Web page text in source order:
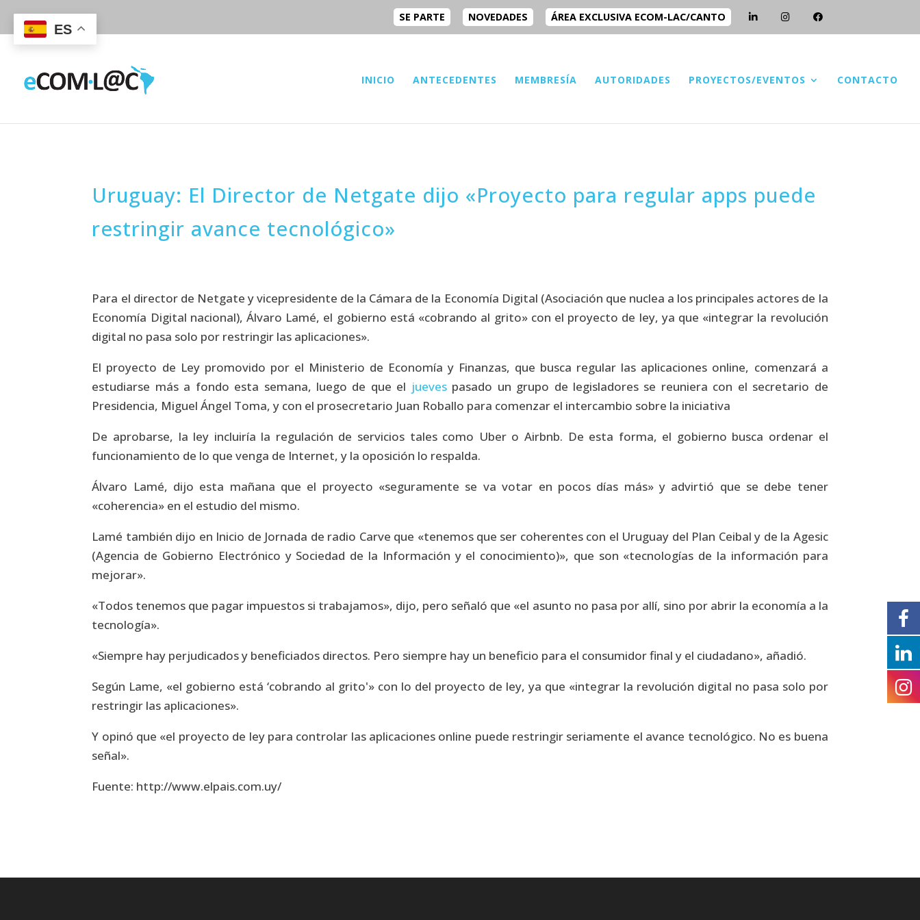
SE PARTE NOVEDADES ÁREA EXCLUSIVA ECOM-LAC/CANTO
INICIO ANTECEDENTES MEMBRESÍA AUTORIDADES PROYECTOS/EVENTOS CONTACTO
Uruguay: El Director de Netgate dijo «Proyecto para regular apps puede
restringir avance tecnológico»
Para el director de Netgate y vicepresidente de la Cámara de la Economía Digital (Asociación que nuclea a los principales actores de la
Economía Digital nacional), Álvaro Lamé, el gobierno está «cobrando al grito» con el proyecto de ley, ya que «integrar la revolución
digital no pasa solo por restringir las aplicaciones».
El proyecto de Ley promovido por el Ministerio de Economía y Finanzas, que busca regular las aplicaciones online, comenzará a
estudiarse más a fondo esta semana, luego de que el jueves pasado un grupo de legisladores se reuniera con el secretario de
Presidencia, Miguel Ángel Toma, y con el prosecretario Juan Roballo para comenzar el intercambio sobre la iniciativa
De aprobarse, la ley incluiría la regulación de servicios tales como Uber o Airbnb. De esta forma, el gobierno busca ordenar el
funcionamiento de lo que venga de Internet, y la oposición lo respalda.
Álvaro Lamé, dijo esta mañana que el proyecto «seguramente se va votar en pocos días más» y advirtió que se debe tener
«coherencia» en el estudio del mismo.
Lamé también dijo en Inicio de Jornada de radio Carve que «tenemos que ser coherentes con el Uruguay del Plan Ceibal y de la Agesic
(Agencia de Gobierno Electrónico y Sociedad de la Información y el conocimiento)», que son «tecnologías de la información para
mejorar».
«Todos tenemos que pagar impuestos si trabajamos», dijo, pero señaló que «el asunto no pasa por allí, sino por abrir la economía a la
tecnología».
«Siempre hay perjudicados y beneficiados directos. Pero siempre hay un beneficio para el consumidor final y el ciudadano», añadió.
Según Lame, «el gobierno está ‘cobrando al grito'» con lo del proyecto de ley, ya que «integrar la revolución digital no pasa solo por
restringir las aplicaciones».
Y opinó que «el proyecto de ley para controlar las aplicaciones online puede restringir seriamente el avance tecnológico. No es buena
señal».
Fuente: http://www.elpais.com.uy/
ES